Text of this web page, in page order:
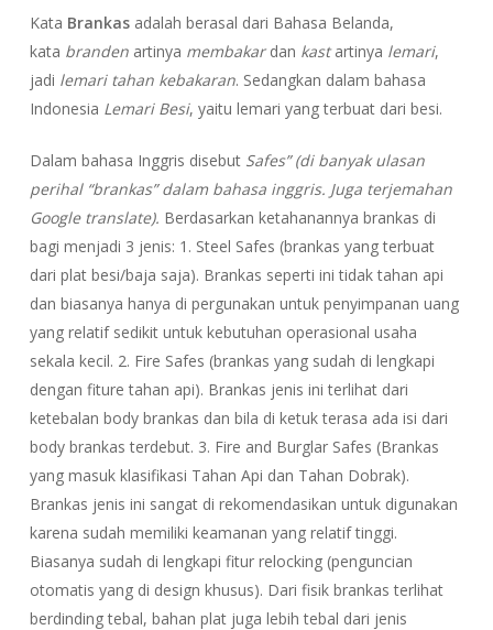
Kata Brankasadalah berasal dari Bahasa Belanda,
kata brandenartinya membakardan kastartinya lemari,
jadi lemari tahan kebakaran. Sedangkan dalam bahasa
Indonesia Lemari Besi, yaitu lemari yang terbuat dari besi.
Dalam bahasa Inggris disebut Safes” (di banyak ulasan
perihal “brankas” dalam bahasa inggris. Juga terjemahan
Google translate). Berdasarkan ketahanannya brankas di
bagi menjadi 3 jenis: 1. Steel Safes (brankas yang terbuat
dari plat besi/baja saja). Brankas seperti ini tidak tahan api
dan biasanya hanya di pergunakan untuk penyimpanan uang
yang relatif sedikit untuk kebutuhan operasional usaha
sekala kecil. 2. Fire Safes (brankas yang sudah di lengkapi
dengan fiture tahan api). Brankas jenis ini terlihat dari
ketebalan body brankas dan bila di ketuk terasa ada isi dari
body brankas terdebut. 3. Fire and Burglar Safes (Brankas
yang masuk klasifikasi Tahan Api dan Tahan Dobrak).
Brankas jenis ini sangat di rekomendasikan untuk digunakan
karena sudah memiliki keamanan yang relatif tinggi.
Biasanya sudah di lengkapi fitur relocking (penguncian
otomatis yang di design khusus). Dari fisik brankas terlihat
berdinding tebal, bahan plat juga lebih tebal dari jenis